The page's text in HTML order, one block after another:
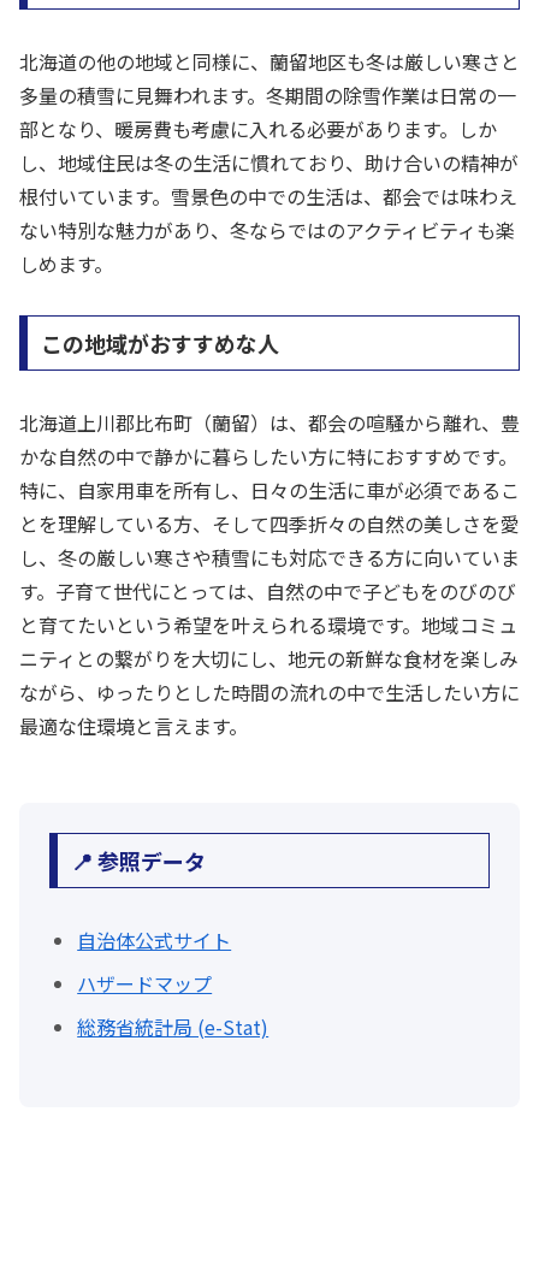
北海道の他の地域と同様に、蘭留地区も冬は厳しい寒さと
多量の積雪に見舞われます。冬期間の除雪作業は日常の一
部となり、暖房費も考慮に入れる必要があります。しか
し、地域住民は冬の生活に慣れており、助け合いの精神が
根付いています。雪景色の中での生活は、都会では味わえ
ない特別な魅力があり、冬ならではのアクティビティも楽
しめます。
この地域がおすすめな人
北海道上川郡比布町（蘭留）は、都会の喧騒から離れ、豊
かな自然の中で静かに暮らしたい方に特におすすめです。
特に、自家用車を所有し、日々の生活に車が必須であるこ
とを理解している方、そして四季折々の自然の美しさを愛
し、冬の厳しい寒さや積雪にも対応できる方に向いていま
す。子育て世代にとっては、自然の中で子どもをのびのび
と育てたいという希望を叶えられる環境です。地域コミュ
ニティとの繋がりを大切にし、地元の新鮮な食材を楽しみ
ながら、ゆったりとした時間の流れの中で生活したい方に
最適な住環境と言えます。
📍 参照データ
自治体公式サイト
ハザードマップ
総務省統計局 (e-Stat)